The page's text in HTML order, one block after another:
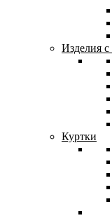
Изделия
Куртки